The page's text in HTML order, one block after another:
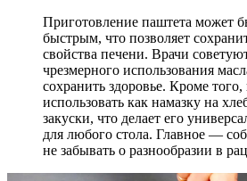
Приготовление паштета может
быстрым, что позволяет
свойства печени. Врачи
чрезмерного использования
сохранить здоровье. Кроме
использовать как намазку на
закуски, что делает его
для любого стола. Главное —
не забывать о разнообразии в